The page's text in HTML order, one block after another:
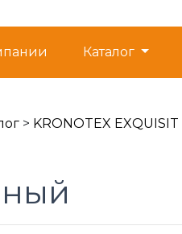
Каталог
> KRONOTEX EXQUISIT